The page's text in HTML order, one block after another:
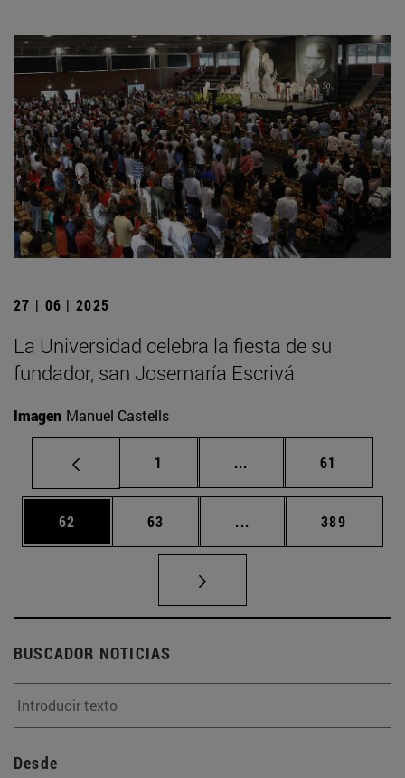
27 | 06 | 2025
La Universidad celebra la fiesta de su
fundador, san Josemaría Escrivá
Imagen Manuel Castells
Página
1 ... Páginas intermedias
Página
61
Página
62 Página
63 ... Páginas intermedias
Página
389
BUSCADOR NOTICIAS
Desde